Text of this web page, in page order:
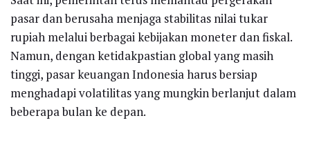
pasar dan berusaha menjaga stabilitas nilai tukar
rupiah melalui berbagai kebijakan moneter dan fiskal.
Namun, dengan ketidakpastian global yang masih
tinggi, pasar keuangan Indonesia harus bersiap
menghadapi volatilitas yang mungkin berlanjut dalam
beberapa bulan ke depan.